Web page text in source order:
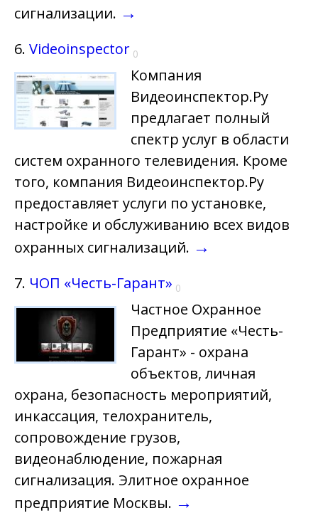
сигнализации. →
6. Videoinspector 0
Компания
Видеоинспектор.Ру
предлагает полный
спектр услуг в области
систем охранного телевидения. Кроме
того, компания Видеоинспектор.Ру
предоставляет услуги по установке,
настройке и обслуживанию всех видов
охранных сигнализаций. →
7. ЧОП «Честь-Гарант» 0
Частное Охранное
Предприятие «Честь-
Гарант» - охрана
объектов, личная
охрана, безопасность мероприятий,
инкассация, телохранитель,
сопровождение грузов,
видеонаблюдение, пожарная
сигнализация. Элитное охранное
предприятие Москвы. →